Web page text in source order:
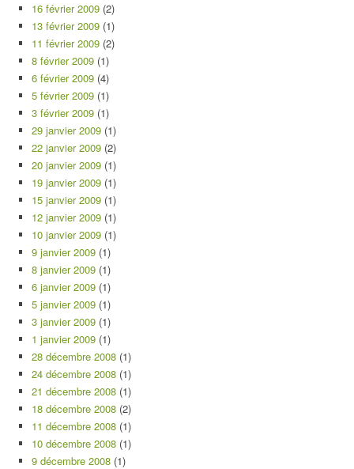
16 février 2009 (2)
13 février 2009 (1)
11 février 2009 (2)
8 février 2009 (1)
6 février 2009 (4)
5 février 2009 (1)
3 février 2009 (1)
29 janvier 2009 (1)
22 janvier 2009 (2)
20 janvier 2009 (1)
19 janvier 2009 (1)
15 janvier 2009 (1)
12 janvier 2009 (1)
10 janvier 2009 (1)
9 janvier 2009 (1)
8 janvier 2009 (1)
6 janvier 2009 (1)
5 janvier 2009 (1)
3 janvier 2009 (1)
1 janvier 2009 (1)
28 décembre 2008 (1)
24 décembre 2008 (1)
21 décembre 2008 (1)
18 décembre 2008 (2)
11 décembre 2008 (1)
10 décembre 2008 (1)
9 décembre 2008 (1)